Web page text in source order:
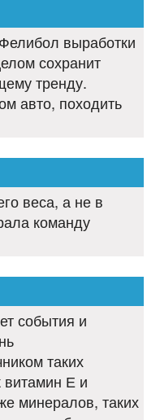
выработки
сохранит
тренду.
авто, походить
веса, а не в
команду
события и
таких
витамин Е и
минералов, таких